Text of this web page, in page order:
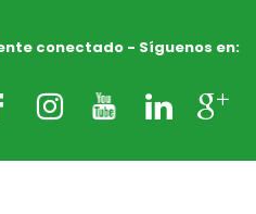
conectado - Síguenos en: